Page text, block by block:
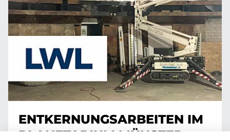
ENTKERNUNGSARBEITEN IM
PLANETARIUM MÜNSTER